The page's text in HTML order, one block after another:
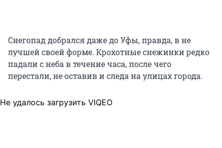
Снегопад добрался даже до Уфы, правда, в не
лучшей своей форме. Крохотные снежинки редко
падали с неба в течение часа, после чего
перестали, не оставив и следа на улицах города.
Не удалось загрузить VIQEO